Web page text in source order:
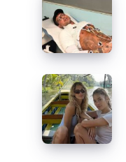
Stefano
De
Martino
Corona
e
la
malattia
che
non
passa
Elodie
e
Franceska
Nuredini,